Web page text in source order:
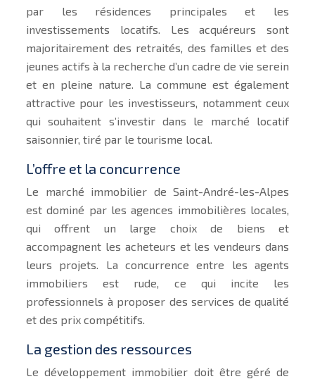
par les résidences principales et les
investissements locatifs. Les acquéreurs sont
majoritairement des retraités, des familles et des
jeunes actifs à la recherche d’un cadre de vie serein
et en pleine nature. La commune est également
attractive pour les investisseurs, notamment ceux
qui souhaitent s’investir dans le marché locatif
saisonnier, tiré par le tourisme local.
L’offre et la concurrence
Le marché immobilier de Saint-André-les-Alpes
est dominé par les agences immobilières locales,
qui offrent un large choix de biens et
accompagnent les acheteurs et les vendeurs dans
leurs projets. La concurrence entre les agents
immobiliers est rude, ce qui incite les
professionnels à proposer des services de qualité
et des prix compétitifs.
La gestion des ressources
Le développement immobilier doit être géré de